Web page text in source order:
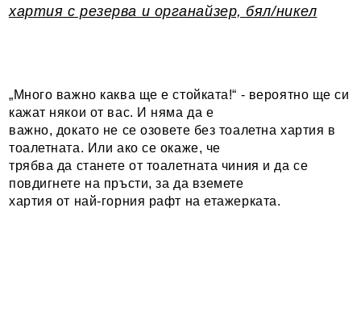
хартия с резерва и органайзер, бял/никел
„Много важно каква ще е стойката!“ - вероятно ще си
кажат някои от вас. И няма да е
важно, докато не се озовете без тоалетна хартия в
тоалетната. Или ако се окаже, че
трябва да станете от тоалетната чиния и да се
повдигнете на пръсти, за да вземете
хартия от най-горния рафт на етажерката.